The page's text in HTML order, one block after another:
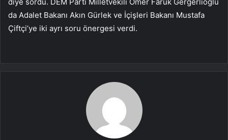
diye sordu. DEM Parti Milletvekili Ömer Faruk Gergerlioğlu
da Adalet Bakanı Akın Gürlek ve İçişleri Bakanı Mustafa
Çiftçi’ye iki ayrı soru önergesi verdi.